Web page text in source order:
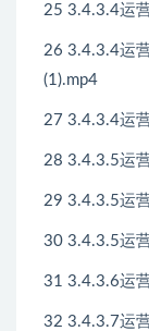
25 3.4.3.4运
26 3.4.3.4运
(1).mp4
27 3.4.3.4运
28 3.4.3.5运
29 3.4.3.5运
30 3.4.3.5运
31 3.4.3.6运
32 3.4.3.7运